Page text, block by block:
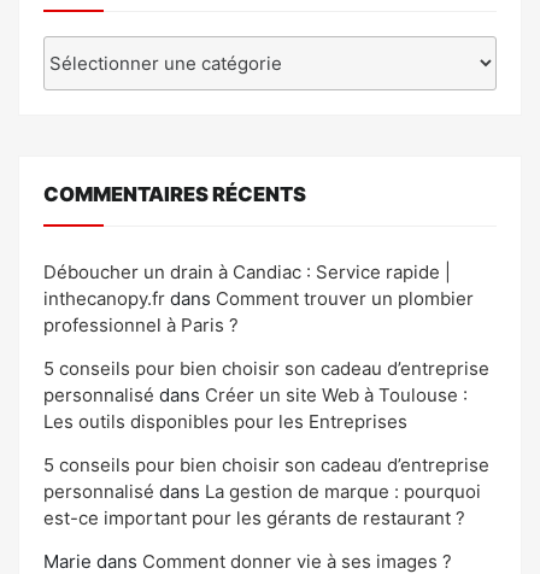
COMMENTAIRES RÉCENTS
Déboucher un drain à Candiac : Service rapide |
inthecanopy.fr dans Comment trouver un plombier
professionnel à Paris ?
5 conseils pour bien choisir son cadeau d’entreprise
personnalisé dans Créer un site Web à Toulouse :
Les outils disponibles pour les Entreprises
5 conseils pour bien choisir son cadeau d’entreprise
personnalisé dans La gestion de marque : pourquoi
est-ce important pour les gérants de restaurant ?
Marie dans Comment donner vie à ses images ?